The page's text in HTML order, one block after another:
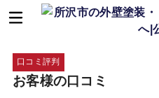
口コミ評判
お客様の口コミ